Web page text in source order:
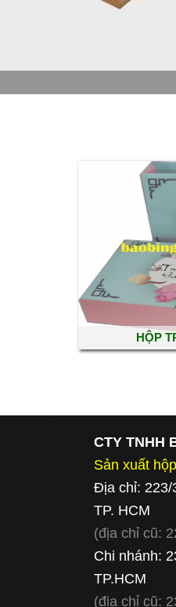
HỘP
CTY TNHH
Sản xuất
Địa chỉ: 223/
TP. HCM
(địa chỉ cũ:
Chi nhánh:
TP.HCM
(địa chỉ cũ: